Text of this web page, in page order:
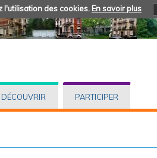
l'utilisation des cookies. En savoir plus
DÉCOUVRIR PARTICIPER